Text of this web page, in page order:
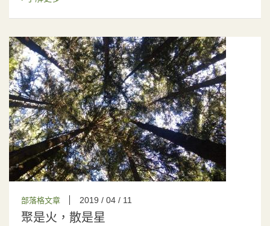
部落格文章 2019 / 04 / 11
聚是火，散是星